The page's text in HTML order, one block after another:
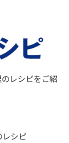
レシピをご紹
シピ